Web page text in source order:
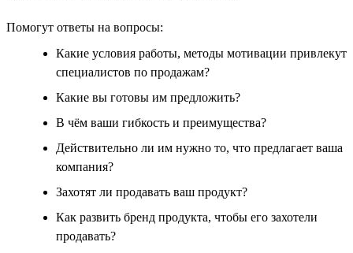
Помогут ответы на вопросы:
Какие условия работы, методы мотивации привлекут
специалистов по продажам?
Какие вы готовы им предложить?
В чём ваши гибкость и преимущества?
Действительно ли им нужно то, что предлагает ваша
компания?
Захотят ли продавать ваш продукт?
Как развить бренд продукта, чтобы его захотели
продавать?